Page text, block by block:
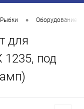
Рыбки • Оборудование
для
1235, под